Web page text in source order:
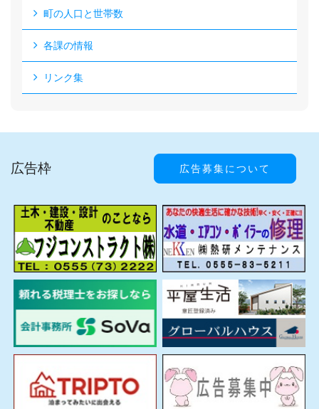
町の人口と世帯数
各課の情報
リンク集
広告枠 広告募集について